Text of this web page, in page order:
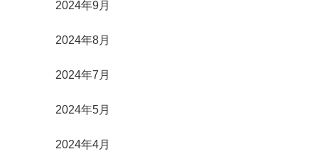
2024年9月
2024年8月
2024年7月
2024年5月
2024年4月